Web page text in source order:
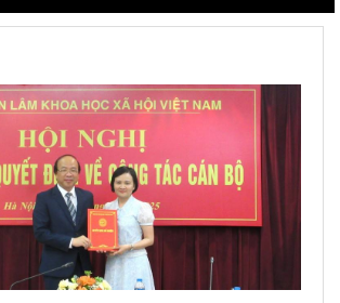
Hội thảo khoa học quốc tế: “Nền kinh tế độc
lập, tự chủ: Sáng kiến của Cộng hòa Dân chủ
Nhân dân
Viện Hàn lâm Khoa học xã hội Việt Nam và
Học viện Chính trị và Hành chính quốc gia Lào
ký Thỏa